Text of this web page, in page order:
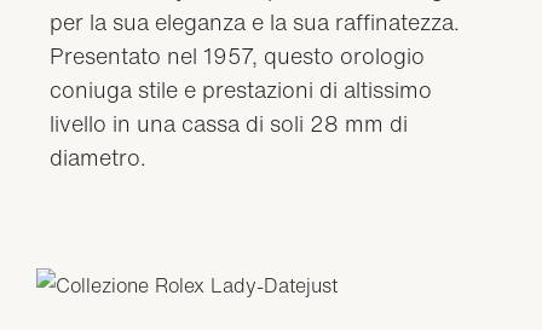
per la sua eleganza e la sua raffinatezza.
Presentato nel 1957, questo orologio
coniuga stile e prestazioni di altissimo
livello in una cassa di soli 28 mm di
diametro.